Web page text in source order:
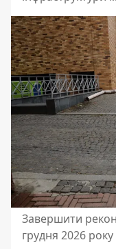
Завершити
грудня 2026 року